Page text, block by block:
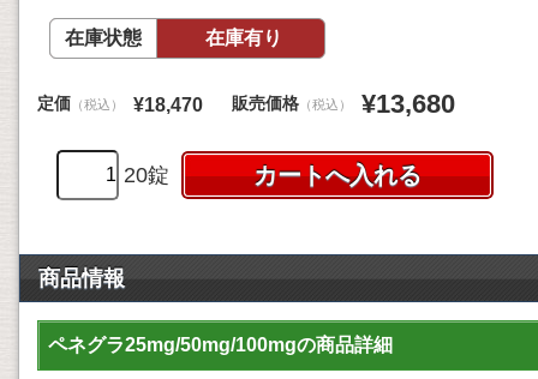
在庫状態 在庫有り
定価 （税込） ¥18,470 販売価格 （税込） ¥13,680
20錠
商品情報
ペネグラ25mg/50mg/100mgの商品詳細